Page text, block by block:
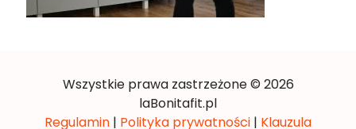
Wszystkie prawa zastrzeżone © 2026
laBonitafit.pl
Regulamin | Polityka prywatności | Klauzula